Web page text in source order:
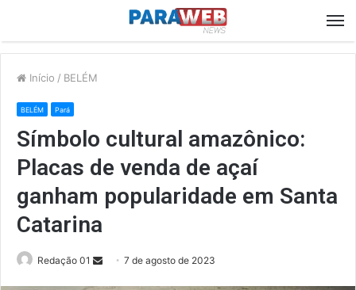
Início / BELÉM
BELÉM Pará
Símbolo cultural amazônico:
Placas de venda de açaí
ganham popularidade em Santa
Catarina
Redação 01
Send7 de agosto de 2023